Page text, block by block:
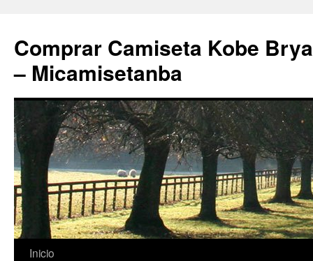
Comprar Camiseta Kobe
– Micamisetanba
Saltar
Inicio